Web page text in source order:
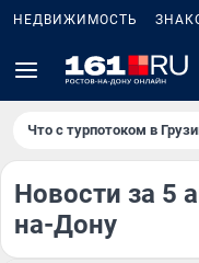
НЕДВИЖИМОСТЬ
Что с турпотоком в
Новости за 5
на-Дону